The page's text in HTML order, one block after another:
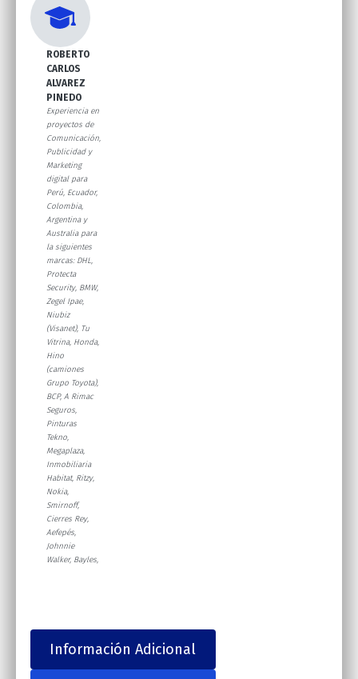
ROBERTO
CARLOS
ALVAREZ
PINEDO
Experiencia en
proyectos de
Comunicación,
Publicidad y
Marketing
digital para
Perú, Ecuador,
Colombia,
Argentina y
Australia para
la siguientes
marcas: DHL,
Protecta
Security, BMW,
Zegel Ipae,
Niubiz
(Visanet), Tu
Vitrina, Honda,
Hino
(camiones
Grupo Toyota),
BCP, A Rimac
Seguros,
Pinturas
Tekno,
Megaplaza,
Inmobiliaria
Habitat, Ritzy,
Nokia,
Smirnoff,
Cierres Rey,
Aefepés,
Johnnie
Walker, Bayles,
Información Adicional